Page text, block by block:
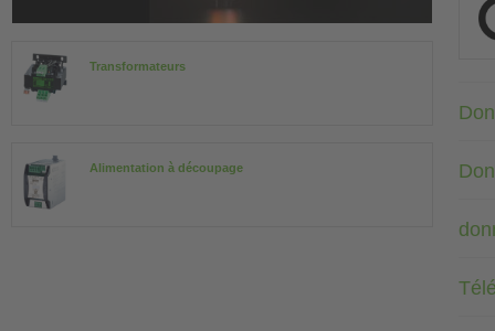
Transformateurs
Alimentation à découpage